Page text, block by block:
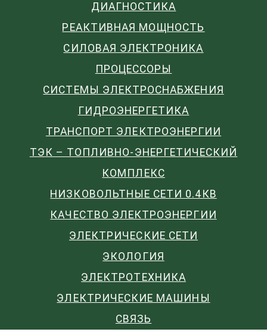
ДИАГНОСТИКА
РЕАКТИВНАЯ МОЩНОСТЬ
СИЛОВАЯ ЭЛЕКТРОНИКА
ПРОЦЕССОРЫ
СИСТЕМЫ ЭЛЕКТРОСНАБЖЕНИЯ
ГИДРОЭНЕРГЕТИКА
ТРАНСПОРТ ЭЛЕКТРОЭНЕРГИИ
ТЭК – ТОПЛИВНО-ЭНЕРГЕТИЧЕСКИЙ
КОМПЛЕКС
НИЗКОВОЛЬТНЫЕ СЕТИ 0.4КВ
КАЧЕСТВО ЭЛЕКТРОЭНЕРГИИ
ЭЛЕКТРИЧЕСКИЕ СЕТИ
ЭКОЛОГИЯ
ЭЛЕКТРОТЕХНИКА
ЭЛЕКТРИЧЕСКИЕ МАШИНЫ
СВЯЗЬ